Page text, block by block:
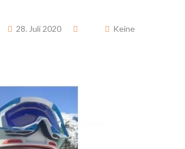
28. Juli 2020
Keine